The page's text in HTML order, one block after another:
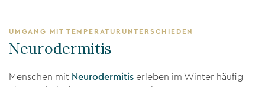
UMGANG MIT TEMPERATURUNTERSCHIEDEN
Neurodermitis
Menschen mit Neurodermitis erleben im Winter häufig